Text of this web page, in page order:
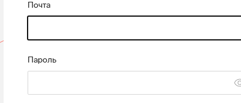
Почта
Пароль